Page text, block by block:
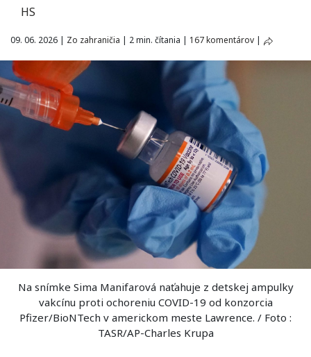
HS
09. 06. 2026 | Zo zahraničia | 2 min. čítania | 167 komentárov |
Na snímke Sima Manifarová naťahuje z detskej ampulky
vakcínu proti ochoreniu COVID-19 od konzorcia
Pfizer/BioNTech v americkom meste Lawrence. / Foto :
TASR/AP-Charles Krupa